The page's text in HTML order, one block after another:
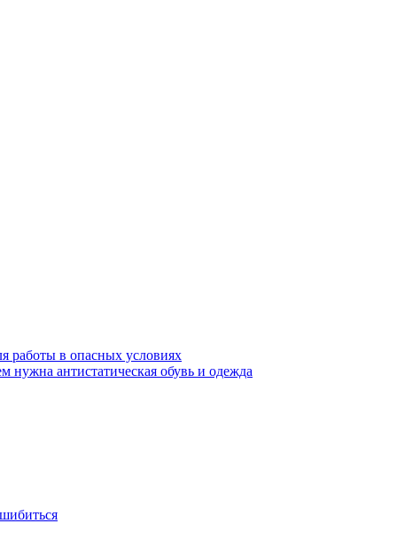
работы в опасных условиях
нужна антистатическая обувь и одежда